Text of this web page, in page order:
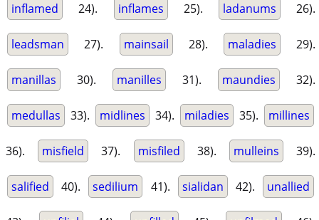
inflamed 24). inflames 25). ladanums 26).
leadsman 27). mainsail 28). maladies 29).
manillas 30). manilles 31). maundies 32).
medullas 33). midlines 34). miladies 35). millines
36). misfield 37). misfiled 38). mulleins 39).
salified 40). sedilium 41). sialidan 42). unallied